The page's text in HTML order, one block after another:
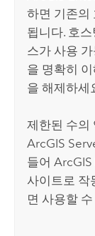
하면 기존의
됩니다. 호
스가 사용
을 명확히
을 해제하세
제한된 수의
ArcGIS
들어
사이트로 작
면 사용할